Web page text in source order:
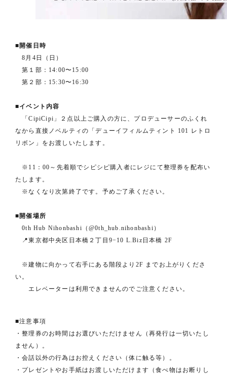
■開催日時
8月4日（日）
第１部：14:00〜15:00
第２部：15:30〜16:30
■イベント内容
「CipiCipi」２点以上ご購入の方に、プロデューサーのふくれ
なから直接ノベルティの「デューイフィルムティント 101 レトロ
リボン」をお渡しいたします。
※11：00～先着順でシピシピ購入者にレジにて整理券を配布い
たします。
※なくなり次第終了です。予めご了承ください。
■開催場所
0th Hub Nihonbashi（@0th_hub.nihonbashi）
📍東京都中央区⽇本橋２丁⽬9−10 L.Biz⽇本橋 2F
※建物に向かって右⼿にある階段より2F までお上がりくださ
い。
エレベーターは利⽤できませんのでご注意ください。
■注意事項
・整理券のお時間はお選びいただけません（再発行は一切いたし
ません）。
・会話以外の行為はお控えください（体に触る等）。
・プレゼントやお手紙はお渡しいただけます（食べ物はお断りし